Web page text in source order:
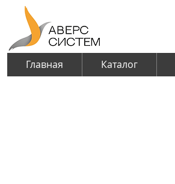
Главная Каталог